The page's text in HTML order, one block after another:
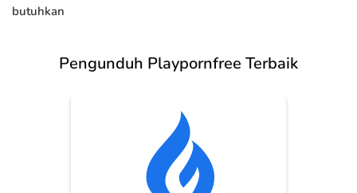
butuhkan
Pengunduh Playpornfree Terbaik